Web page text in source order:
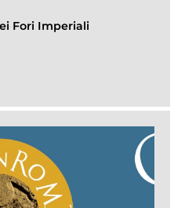
Fori Imperiali